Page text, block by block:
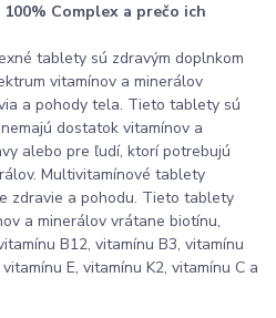
Complex a prečo ich
tablety sú zdravým doplnkom
vitamínov a minerálov
a pohody tela. Tieto tablety sú
dostatok vitamínov a
alebo pre ľudí, ktorí potrebujú
Multivitamínové tablety
zdravie a pohodu. Tieto tablety
a minerálov vrátane biotínu,
B12, vitamínu B3, vitamínu
E, vitamínu K2, vitamínu C a